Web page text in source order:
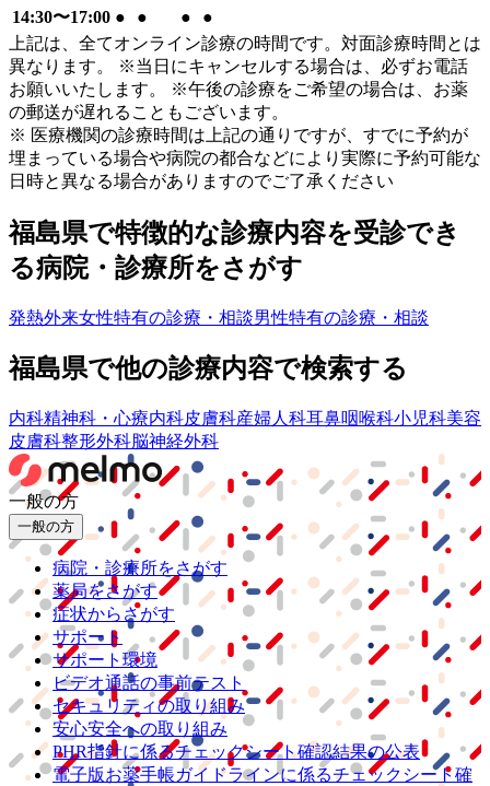
14:30〜17:00 ● ● ●
●
上記は、全てオンライン診療の時間です。対面診療時間とは
異なります。 ※当日にキャンセルする場合は、必ずお電話
お願いいたします。 ※午後の診療をご希望の場合は、お薬
の郵送が遅れることもございます。
※ 医療機関の診療時間は上記の通りですが、すでに予約が
埋まっている場合や病院の都合などにより実際に予約可能な
日時と異なる場合がありますのでご了承ください
福島県で特徴的な診療内容を受診でき
る病院・診療所をさがす
発熱外来女性特有の診療・相談男性特有の診療・相談
福島県で他の診療内容で検索する
内科精神科・心療内科皮膚科産婦人科耳鼻咽喉科小児科美容
皮膚科整形外科脳神経外科
一般の方
一般の方
病院・診療所をさがす
薬局をさがす
症状からさがす
サポート
サポート環境
ビデオ通話の事前テスト
セキュリティの取り組み
安心安全への取り組み
PHR指針に係るチェックシート確認結果の公表
電子版お薬手帳ガイドラインに係るチェックシート確